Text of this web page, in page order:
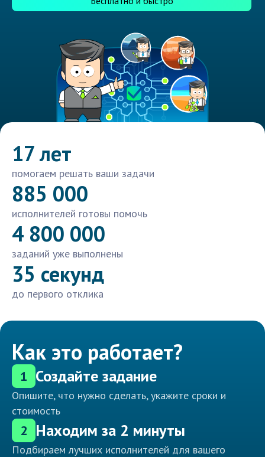
17 лет
помогаем решать ваши задачи
885 000
исполнителей готовы помочь
4 800 000
заданий уже выполнены
35 секунд
до первого отклика
Как это работает?
1 Создайте задание
Опишите, что нужно сделать, укажите сроки и
стоимость
2 Находим за 2 минуты
Подбираем лучших исполнителей для вашего